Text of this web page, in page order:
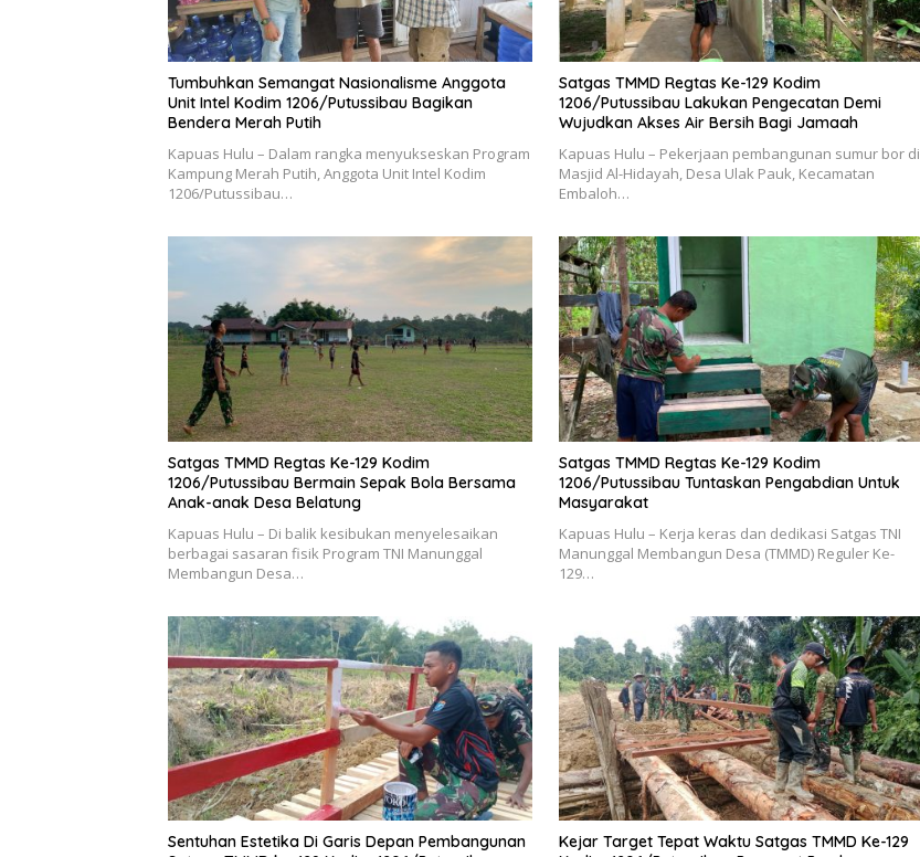
Tumbuhkan Semangat Nasionalisme Anggota
Unit Intel Kodim 1206/Putussibau Bagikan
Bendera Merah Putih
Kapuas Hulu – Dalam rangka menyukseskan Program
Kampung Merah Putih, Anggota Unit Intel Kodim
1206/Putussibau…
Satgas TMMD Regtas Ke-129 Kodim
1206/Putussibau Lakukan Pengecatan Demi
Wujudkan Akses Air Bersih Bagi Jamaah
Kapuas Hulu – Pekerjaan pembangunan sumur bor di
Masjid Al-Hidayah, Desa Ulak Pauk, Kecamatan
Embaloh…
Satgas TMMD Regtas Ke-129 Kodim
1206/Putussibau Bermain Sepak Bola Bersama
Anak-anak Desa Belatung
Kapuas Hulu – Di balik kesibukan menyelesaikan
berbagai sasaran fisik Program TNI Manunggal
Membangun Desa…
Satgas TMMD Regtas Ke-129 Kodim
1206/Putussibau Tuntaskan Pengabdian Untuk
Masyarakat
Kapuas Hulu – Kerja keras dan dedikasi Satgas TNI
Manunggal Membangun Desa (TMMD) Reguler Ke-
129…
Sentuhan Estetika Di Garis Depan Pembangunan
Kejar Target Tepat Waktu Satgas TMMD Ke-129